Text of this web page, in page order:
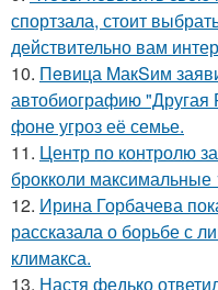
спортзала, стоит
действительно вам
10. Пeвица MакSим
автобиографию "Другая
фоне угроз её семье.
11. Центр по контролю
брокколи максимальные
12. Ирина Горбачева
рассказала о борьбе с
климакса.
13. Настя федько